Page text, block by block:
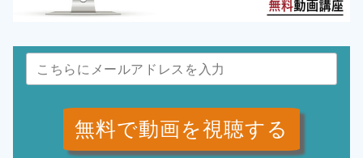
無料で動画を視聴する